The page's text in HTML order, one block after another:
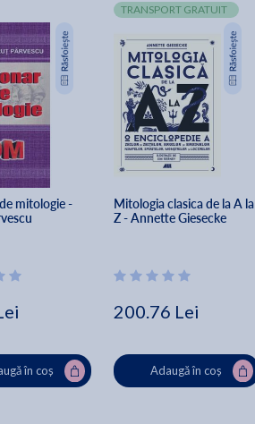
mitologie -
în coș
TRANSPORT GRATUIT
Mitologia clasica de la A la
Z - Annette Giesecke
200.76 Lei
Adaugă în coș